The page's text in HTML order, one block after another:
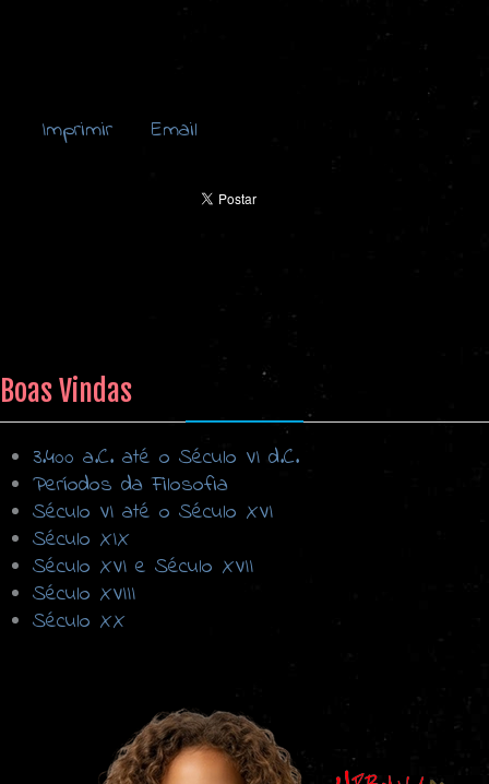
Imprimir Email
Boas Vindas
3.400 a.C. até o Século VI d.C.
Períodos da Filosofia
Século VI até o Século XVI
Século XIX
Século XVI e Século XVII
Século XVIII
Século XX